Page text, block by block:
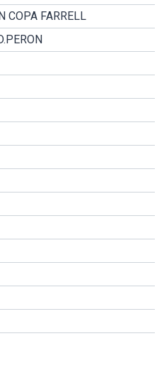
COPA FARRELL